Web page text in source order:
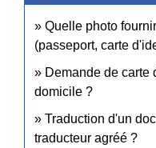
Quelle photo
(passeport, carte
Demande de carte
domicile ?
Traduction d'un
traducteur agréé ?